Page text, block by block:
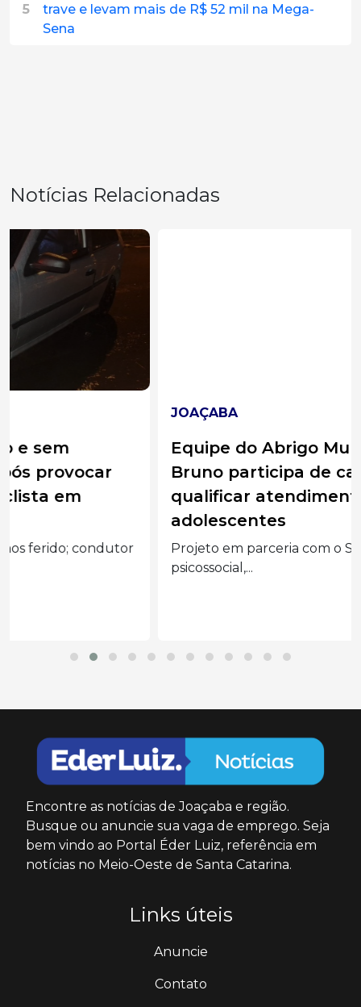
5
trave e levam mais de R$ 52 mil na Mega-
Sena
Notícias Relacionadas
Equipe do Abrigo Municipal Frei
Bruno participa de capacitação para
qualificar atendimento a crianças e
Projeto em parceria com o SESI oferece suporte
Encontre as notícias de Joaçaba e região.
Busque ou anuncie sua vaga de emprego. Seja
bem vindo ao Portal Éder Luiz, referência em
notícias no Meio-Oeste de Santa Catarina.
Links úteis
Anuncie
Contato